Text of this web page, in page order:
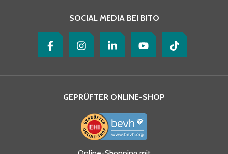
Ja, ich habe die
SOCIAL MEDIA BEI BITO
GEPRÜFTER ONLINE-SHOP